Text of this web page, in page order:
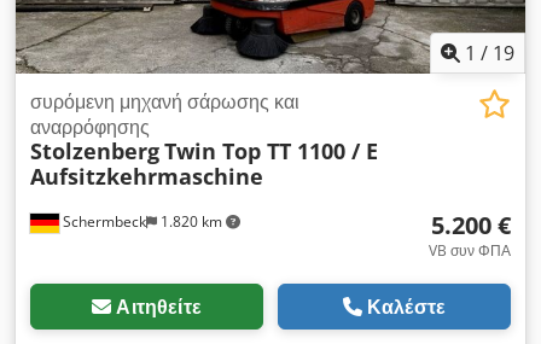
1 / 19
Schermbeck 1.820 km
συρόμενη μηχανή σάρωσης και
αναρρόφησης
StolzenbergTwin Top TT 1100 / E
Aufsitzkehrmaschine
5.200 €
VB συν ΦΠΑ
Αιτηθείτε Καλέστε